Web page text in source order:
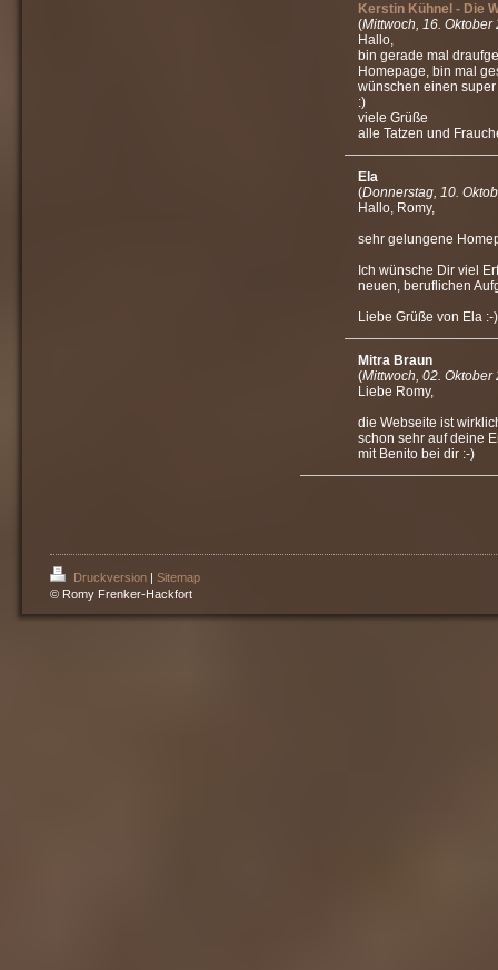
Kerstin Kühnel - Die
(Mittwoch, 16. Oktober
Hallo,
bin gerade mal
Homepage, bin mal
wünschen einen
:)
viele Grüße
alle Tatzen und
Ela
(Donnerstag, 10.
Hallo, Romy,
sehr gelungene
Ich wünsche Dir viel
neuen, beruflichen
Liebe Grüße von Ela :-)
Mitra Braun
(Mittwoch, 02. Oktober
Liebe Romy,
die Webseite ist
schon sehr auf deine
mit Benito bei dir :-)
Druckversion | Sitemap
© Romy Frenker-Hackfort